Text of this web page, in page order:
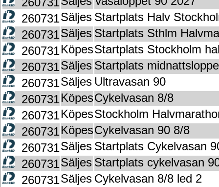
260731Säljes Startplats Halv
260731Säljes Startplats Sthlm
260731KöpesStartplats Stockholm
260731Säljes Startplats
260731Säljes Ultravasan 90
260731KöpesCykelvasan 8/8
260731KöpesStockholm
260731KöpesCykelvasan 90 8/8
260731Säljes Startplats Cykelvasan
260731Säljes Startplats cykelvasan
260731Säljes Cykelvasan 8/8 led 2